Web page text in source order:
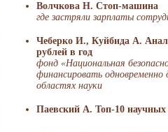
Волчкова Н. Стоп-машина
где застряли зарплаты
Чеберко И., Куйбида А.
рублей в год
фонд «Национальная
финансировать одновременно
областях науки
Паевский А. Топ-10 научных